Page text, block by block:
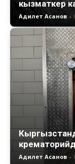
кызматкер
Адилет Асанов -
Адилет Асанов -